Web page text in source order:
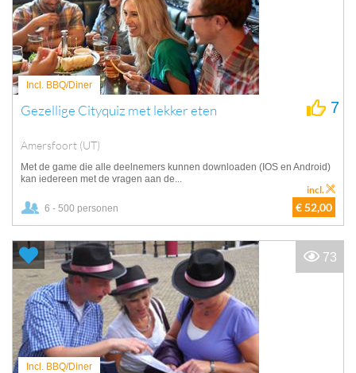
Incl. BBQ/Diner
Gezellige Cityquiz met lekker eten
Amersfoort (UT)
7
Met de game die alle deelnemers kunnen downloaden (IOS en Android)
kan iedereen met de vragen aan de...
6 - 500 personen € 52,00
incl.
Incl. BBQ/Diner
73